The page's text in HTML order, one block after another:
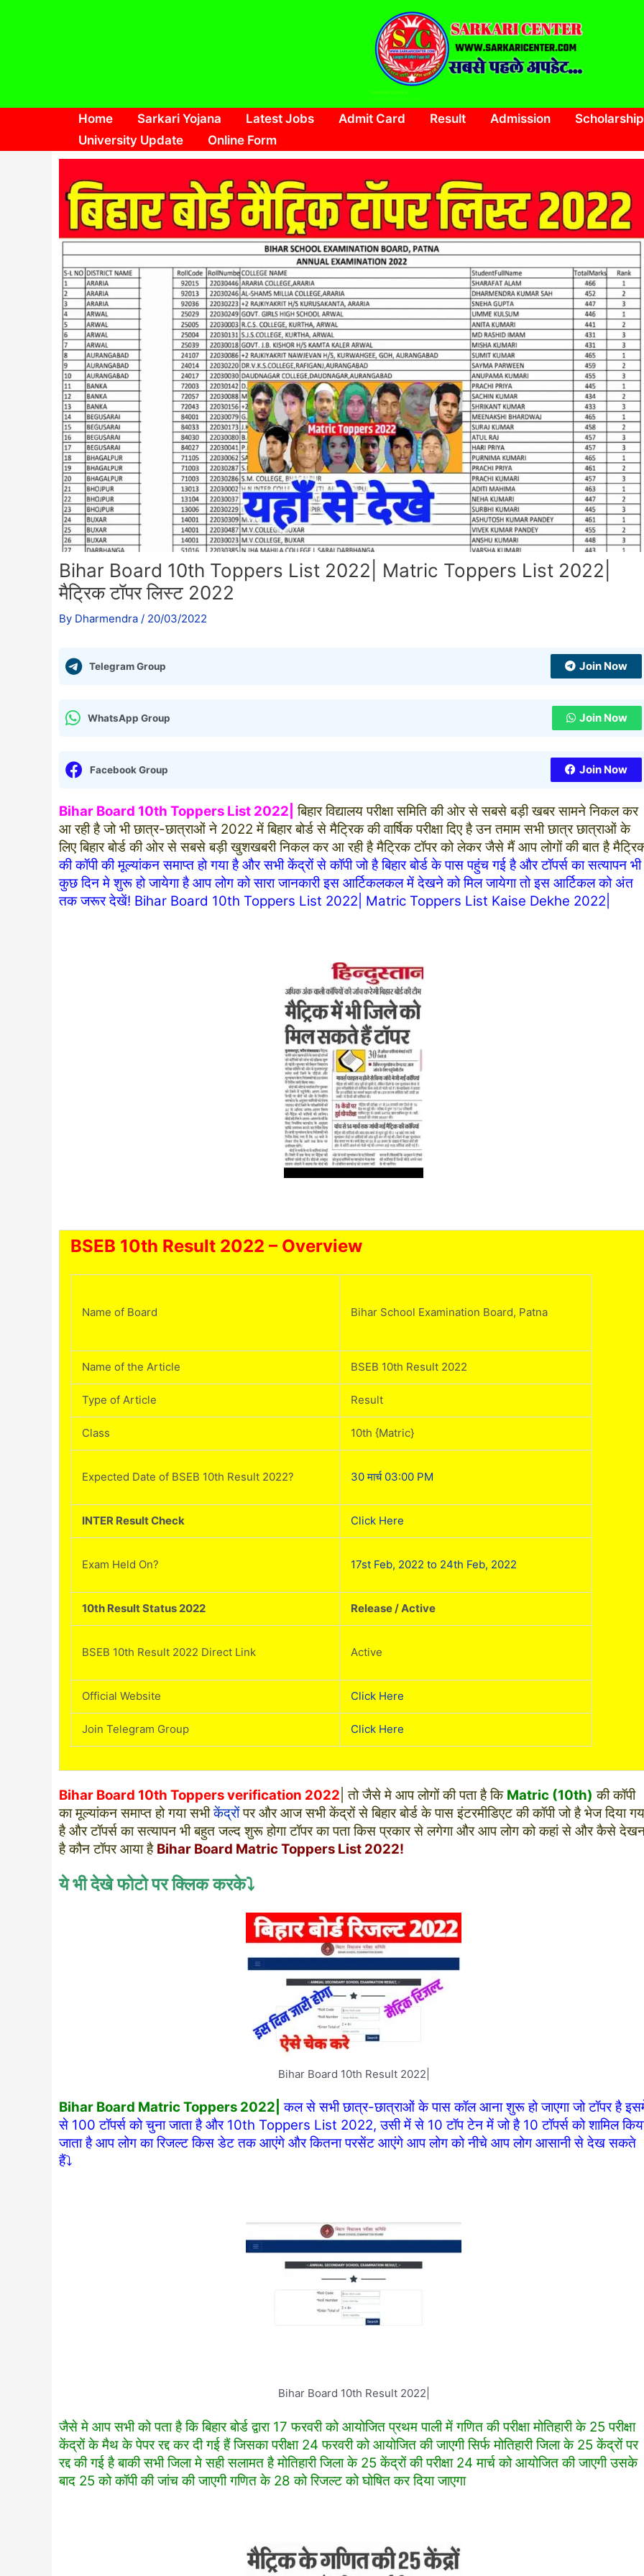
SARKARI CENTER
Home Sarkari Yojana Latest Jobs Admit Card Result Admission
Scholarship
University Update
Online Form
Bihar Board 10th Toppers List 2022| Matric Toppers List 2022|
मैट्रिक टॉपर लिस्ट 2022
By Dharmendra / 20/03/2022
Telegram Group Join Now
WhatsApp Group Join Now
Facebook Group Join Now
Bihar Board 10th Toppers List 2022| बिहार विद्यालय परीक्षा समिति की ओर से सबसे बड़ी खबर सामने निकल कर
आ रही है जो भी छात्र-छात्राओं ने 2022 में बिहार बोर्ड से मैट्रिक की वार्षिक परीक्षा दिए है उन तमाम सभी छात्र छात्राओं के
लिए बिहार बोर्ड की ओर से सबसे बड़ी खुशखबरी निकल कर आ रही है मैट्रिक टॉपर को लेकर जैसे मैं आप लोगों की बात है
की कॉपी की मूल्यांकन समाप्त हो गया है और सभी केंद्रों से कॉपी जो है बिहार बोर्ड के पास पहुंच गई है और टॉपर्स का सत्यापन भी
कुछ दिन मे शुरू हो जायेगा है आप लोग को सारा जानकारी इस आर्टिकलकल में देखने को मिल जायेगा तो इस आर्टिकल को अंत
तक जरूर देखें! Bihar Board 10th Toppers List 2022| Matric Toppers List Kaise Dekhe 2022|
BSEB 10th Result 2022 – Overview
Name of Board Bihar School Examination Board, Patna
Name of the Article BSEB 10th Result 2022
Type of Article Result
Class 10th {Matric}
Expected Date of BSEB 10th Result 2022? 30 मार्च 03:00 PM
INTER Result Check Click Here
Exam Held On? 17st Feb, 2022 to 24th Feb, 2022
10th Result Status 2022 Release / Active
BSEB 10th Result 2022 Direct Link Active
Official Website Click Here
Join Telegram Group Click Here
Bihar Board 10th Toppers verification 2022 | तो जैसे मे आप लोगों की पता है कि Matric (10th) की कॉपी
का मूल्यांकन समाप्त हो गया सभीकेंद्रोंपर और आज सभी केंद्रों से बिहार बोर्ड के पास इंटरमीडिएट की कॉपी जो है भेज दिया
है और टॉपर्स का सत्यापन भी बहुत जल्द शुरू होगा टॉपर का पता किस प्रकार से लगेगा और आप लोग को कहां से और कैसे
है कौन टॉपर आया है Bihar Board Matric Toppers List 2022!
ये भी देखे फोटो पर क्लिक करके⤵️
Bihar Board 10th Result 2022|
Bihar Board Matric Toppers 2022| कल से सभी छात्र-छात्राओं के पास कॉल आना शुरू हो जाएगा जो टॉपर है
से 100 टॉपर्स को चुना जाता है और 10th Toppers List 2022, उसी में से 10 टॉप टेन में जो है 10 टॉपर्स को शामिल
जाता है आप लोग का रिजल्ट किस डेट तक आएंगे और कितना परसेंट आएंगे आप लोग को नीचे आप लोग आसानी से देख सकते
हैं⤵️
Bihar Board 10th Result 2022|
जैसे मे आप सभी को पता है कि बिहार बोर्ड द्वारा 17 फरवरी को आयोजित प्रथम पाली में गणित की परीक्षा मोतिहारी के 25 परीक्षा
केंद्रों के मैथ के पेपर रद्द कर दी गई हैं जिसका परीक्षा 24 फरवरी को आयोजित की जाएगी सिर्फ मोतिहारी जिला के 25 केंद्रों पर
रद्द की गई है बाकी सभी जिला मे सही सलामत है मोतिहारी जिला के 25 केंद्रों की परीक्षा 24 मार्च को आयोजित की जाएगी उसके
बाद 25 को कॉपी की जांच की जाएगी गणित के 28 को रिजल्ट को घोषित कर दिया जाएगा